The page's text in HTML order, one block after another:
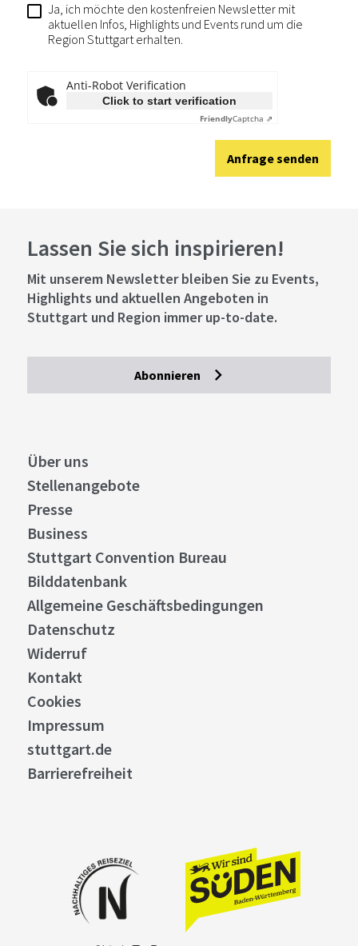
Ja, ich möchte den kostenfreien Newsletter mit
aktuellen Infos, Highlights und Events rund um die
Region Stuttgart erhalten.
Anti-Robot Verification
Click to start verification
FriendlyCaptcha ⇗
Anfrage senden
Lassen Sie sich inspirieren!
Mit unserem Newsletter bleiben Sie zu Events,
Highlights und aktuellen Angeboten in
Stuttgart und Region immer up-to-date.
Abonnieren
Über uns
Stellenangebote
Presse
Business
Stuttgart Convention Bureau
Bilddatenbank
Allgemeine Geschäftsbedingungen
Datenschutz
Widerruf
Kontakt
Cookies
Impressum
stuttgart.de
Barrierefreiheit